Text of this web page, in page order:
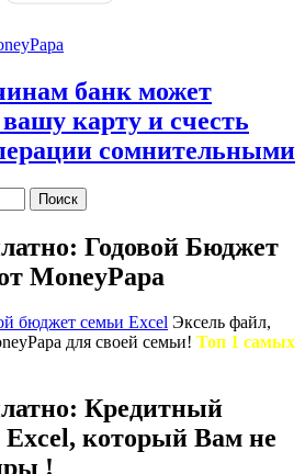
банк может
карту и счесть
сомнительными
Годовой Бюджет
MoneyPapa
Эксель файл,
для своей семьи! Топ 1 самых
Кредитный
Excel, который Вам не
!